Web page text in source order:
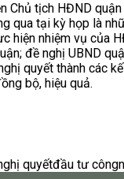
Chủ tịch HĐND
qua tại kỳ họp là
hiện nhiệm vụ của
đề nghị UBND
quyết thành các
bộ, hiệu quả.
quyếtđầu tư công